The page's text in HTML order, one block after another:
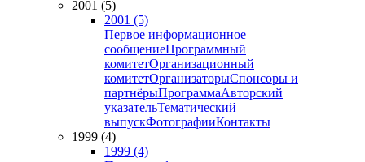
2001 (5)
2001 (5)
Первое информационное
сообщениеПрограммный
комитетОрганизационный
комитетОрганизаторыСпонсоры и
партнёрыПрограммаАвторский
указательТематический
выпускФотографииКонтакты
1999 (4)
1999 (4)